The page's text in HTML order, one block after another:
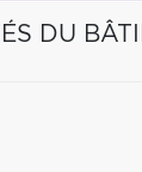
DU